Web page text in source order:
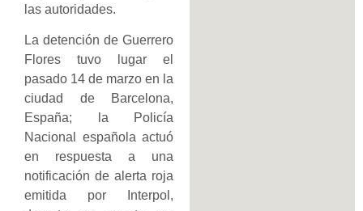
las autoridades.
La detención de Guerrero
Flores tuvo lugar el
pasado 14 de marzo en la
ciudad de Barcelona,
España; la Policía
Nacional española actuó
en respuesta a una
notificación de alerta roja
emitida por Interpol,